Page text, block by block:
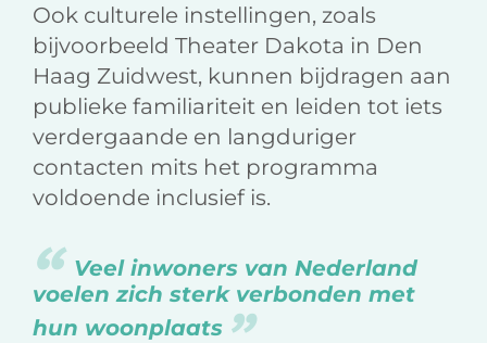
Ook culturele instellingen, zoals
bijvoorbeeld Theater Dakota in Den
Haag Zuidwest, kunnen bijdragen aan
publieke familiariteit en leiden tot iets
verdergaande en langduriger
contacten mits het programma
voldoende inclusief is.
Veel inwoners van Nederland
voelen zich sterk verbonden met
hun woonplaats